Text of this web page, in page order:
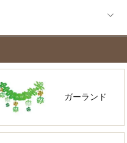
ガーランド